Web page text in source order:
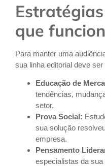
que
Para manter uma
sua linha editorial deve ser
Educação de
tendências,
setor.
Prova Social:
sua solução
empresa.
Pensamento
especialistas da